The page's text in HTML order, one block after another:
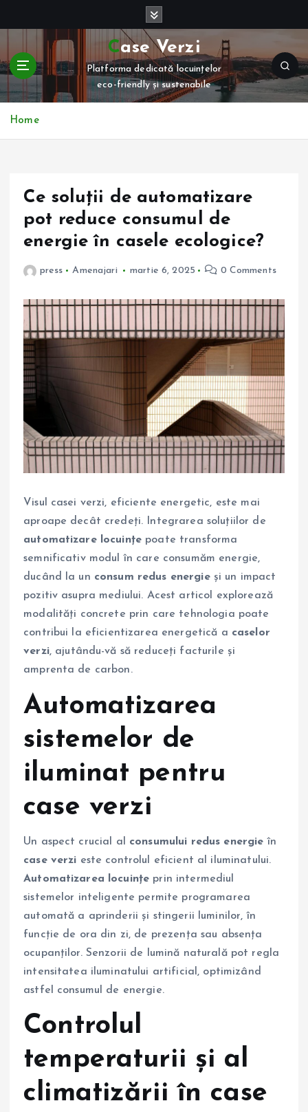
t
c
Case Verzi
Platforma dedicată locuințelor
eco-friendly și sustenabile
Home
Ce soluții de automatizare
pot reduce consumul de
energie în casele ecologice?
press Amenajari martie 6, 2025 0 Comments
Visul casei verzi, eficiente energetic, este mai
aproape decât credeți. Integrarea soluțiilor de
automatizare locuințe poate transforma
semnificativ modul în care consumăm energie,
ducând la un consum redus energieși un impact
pozitiv asupra mediului. Acest articol explorează
modalități concrete prin care tehnologia poate
contribui la eficientizarea energetică a caselor
verzi, ajutându-vă să reduceți facturile și
amprenta de carbon.
Automatizarea
sistemelor de
iluminat pentru
case verzi
Un aspect crucial al consumului redus energie în
case verzi este controlul eficient al iluminatului.
Automatizarea locuințe prin intermediul
sistemelor inteligente permite programarea
automată a aprinderii și stingerii luminilor, în
funcție de ora din zi, de prezența sau absența
ocupanților. Senzorii de lumină naturală pot regla
intensitatea iluminatului artificial, optimizând
astfel consumul de energie.
Controlul
temperaturii și al
climatizării în case